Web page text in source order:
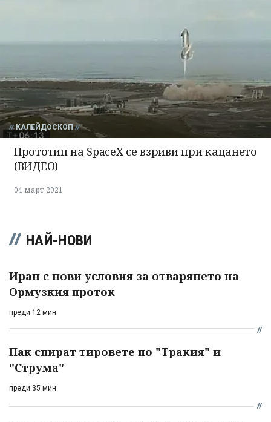
КАЛЕЙДОСКОП
Прототип на SpaceX се взриви при кацането
(ВИДЕО)
04 март 2021
НАЙ-НОВИ
Иран с нови условия за отварянето на
Ормузкия проток
преди 12 мин
Пак спират тировете по "Тракия" и
"Струма"
преди 35 мин